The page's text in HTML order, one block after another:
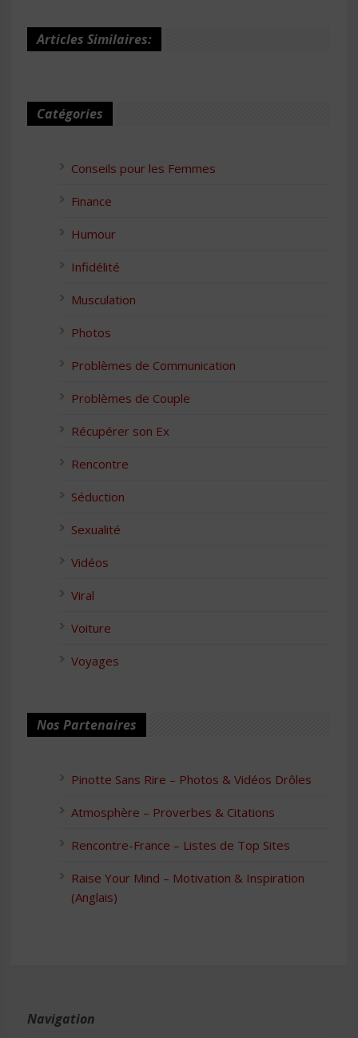
Articles Similaires:
Catégories
Conseils pour les Femmes
Finance
Humour
Infidélité
Musculation
Photos
Problèmes de Communication
Problèmes de Couple
Récupérer son Ex
Rencontre
Séduction
Sexualité
Vidéos
Viral
Voiture
Voyages
Nos Partenaires
Pinotte Sans Rire – Photos & Vidéos Drôles
Atmosphère – Proverbes & Citations
Rencontre-France – Listes de Top Sites
Raise Your Mind – Motivation & Inspiration
(Anglais)
Navigation